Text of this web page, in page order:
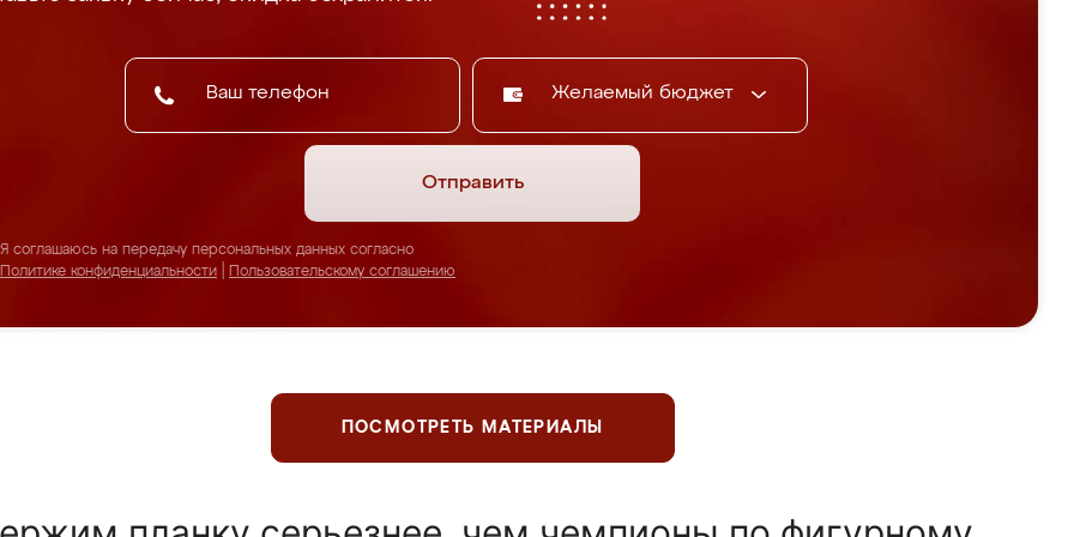
Желаемый бюджет
Отправить
Я соглашаюсь на передачу персональных данных согласно
Политике конфиденциальности
Пользовательскому соглашению
ПОСМОТРЕТЬ МАТЕРИАЛЫ